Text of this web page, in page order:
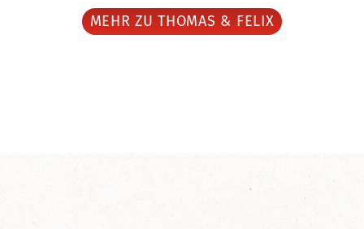
MEHR ZU THOMAS & FELIX